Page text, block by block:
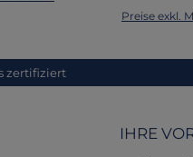
Preise exkl.
In
zertifiziert
IHRE